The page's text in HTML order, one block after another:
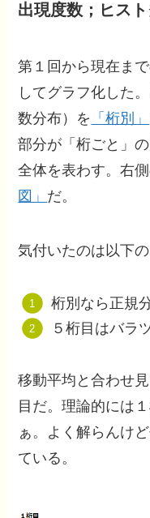
出現度数；ヒス
第１回から現在ま
してグラフ化した
数分布）を 「桁別」
部分が「桁ごと」
全体を表わす。右
図」 だ。
気付いたのは以下の
桁別なら正規
５桁目はバラ
移動平均と合わせ
目だ。理論的には
ぁ。よく解らんけ
ている。